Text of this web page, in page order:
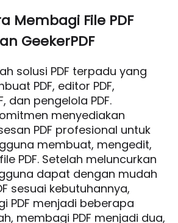
Membagi File PDF
GeekerPDF
solusi PDF terpadu yang
PDF, editor PDF,
dan pengelola PDF.
menyediakan
PDF profesional untuk
membuat, mengedit,
PDF. Setelah meluncurkan
dapat dengan mudah
sesuai kebutuhannya,
PDF menjadi beberapa
membagi PDF menjadi dua,